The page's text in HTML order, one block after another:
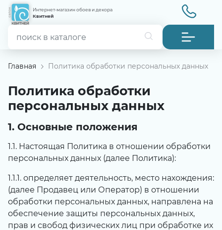
Интернет-магазин обоев и декора
Квитней
Главная Политика обработки персональных данных
Политика обработки
персональных данных
1. Основные положения
1.1. Настоящая Политика в отношении обработки
персональных данных (далее Политика):
1.1.1. определяет деятельность, место нахождения:
(далее Продавец или Оператор) в отношении
обработки персональных данных, направлена на
обеспечение защиты персональных данных,
прав и свобод физических лиц при обработке их